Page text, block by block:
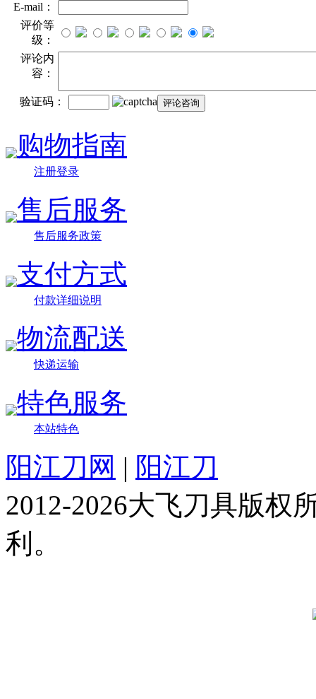
E-mail：
评价等
级：
评论内
容：
验证码：
购物指南
注册登录
售后服务
售后服务政策
支付方式
付款详细说明
物流配送
快递运输
特色服务
本站特色
阳江刀网 | 阳江刀
2012-2026大飞刀具版权
利。